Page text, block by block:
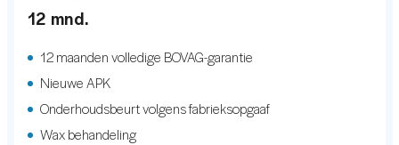
12 mnd.
12 maanden volledige BOVAG-garantie
Nieuwe APK
Onderhoudsbeurt volgens fabrieksopgaaf
Wax behandeling